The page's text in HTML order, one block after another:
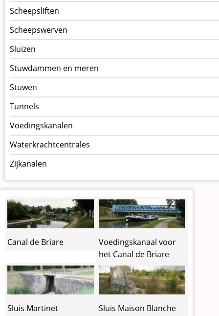
Scheepsliften
Scheepswerven
Sluizen
Stuwdammen en meren
Stuwen
Tunnels
Voedingskanalen
Waterkrachtcentrales
Zijkanalen
Canal de Briare
Voedingskanaal voor
het Canal de Briare
Sluis Martinet Sluis Maison Blanche